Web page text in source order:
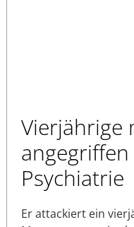
Vierjährige
Psychiatrie
Er attackiert ein